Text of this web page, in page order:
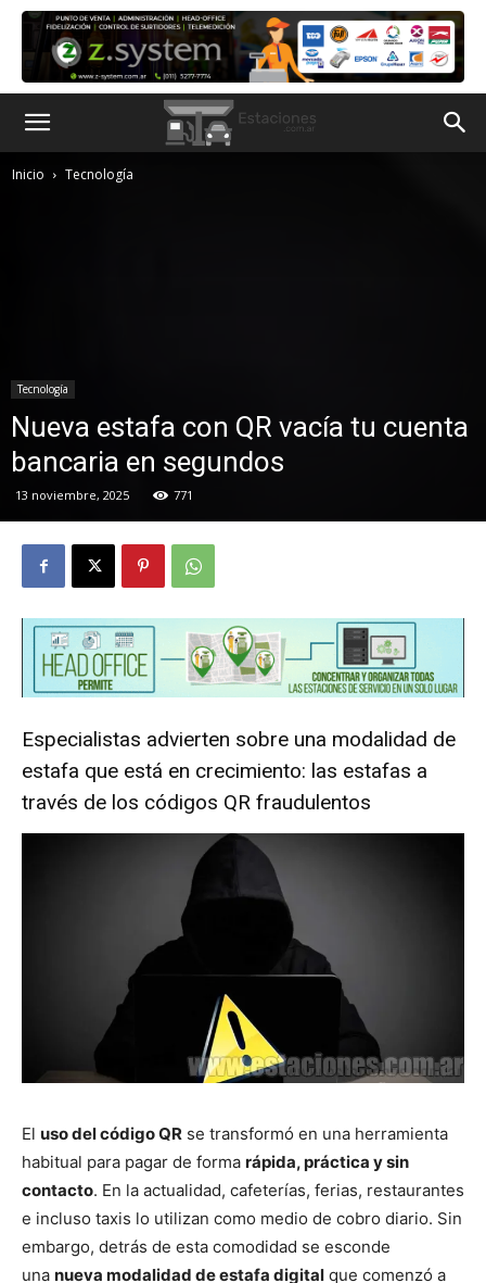
Inicio Tecnología
Tecnología
Nueva estafa con QR vacía tu cuenta
bancaria en segundos
13 noviembre, 2025 771
Especialistas advierten sobre una modalidad de
estafa que está en crecimiento: las estafas a
través de los códigos QR fraudulentos
El uso del código QR se transformó en una herramienta
habitual para pagar de forma rápida, práctica y sin
contacto. En la actualidad, cafeterías, ferias, restaurantes
e incluso taxis lo utilizan como medio de cobro diario. Sin
embargo, detrás de esta comodidad se esconde
una nueva modalidad de estafa digital que comenzó a